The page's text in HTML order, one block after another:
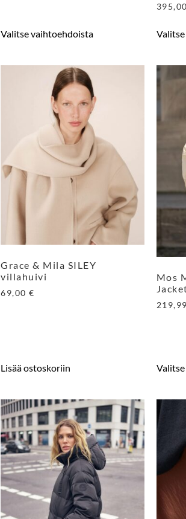
Valitse vaihtoehdoista
Grace & Mila SILEY
villahuivi
69,00€
Lisää ostoskoriin
Mos